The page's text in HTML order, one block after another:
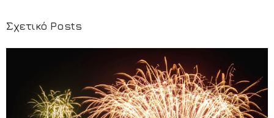
Σχετικό Posts